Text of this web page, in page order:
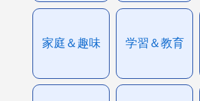
家庭＆趣味 学習＆教育